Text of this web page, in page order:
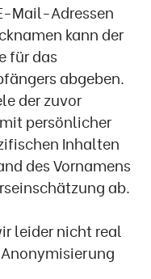
Mail-Adressen
kann der
für das
abgeben.
der zuvor
persönlicher
Inhalten
des Vornamens
ab.
leider nicht real